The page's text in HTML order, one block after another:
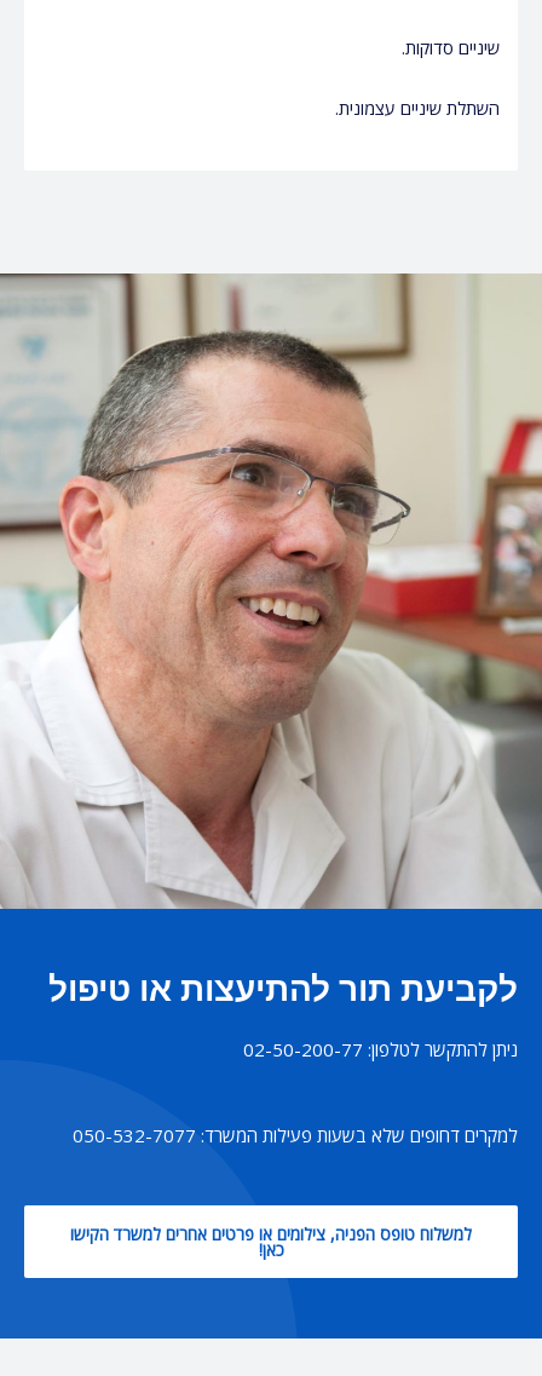
שיניים סדוקות.
השתלת שיניים עצמונית.
לקביעת תור להתיעצות או טיפול
ניתן להתקשר לטלפון: 02-50-200-77
למקרים דחופים שלא בשעות פעילות המשרד: 050-532-7077
למשלוח טופס הפניה, צילומים או פרטים אחרים למשרד הקישו
כאן!